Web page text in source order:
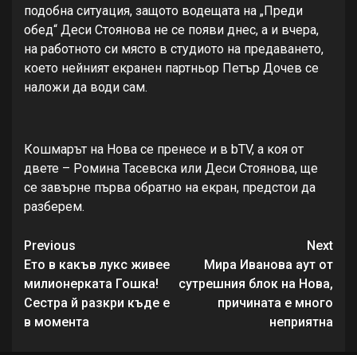
подобна ситуация, защото водещата на „Преди
обед“ Деси Стоянова не се появи днес, а и вчера,
на работното си място в студиото на предаването,
което нейният екранен партньор Петър Дочев се
наложи да води сам.
Кошмарът на Нова се пренесе и в bTV, а коя от
двете – Ромина Тасевска или Деси Стоянова, ще
се завърне първа обратно на екран, предстои да
разберем.
Continue
Reading
Previous
Ето в какъв лукс живее
милионерката Гошка!
Сестра й разкри къде е
в момента
Next
Мира Иванова аут от
сутрешния блок на Нова,
причината е много
неприятна